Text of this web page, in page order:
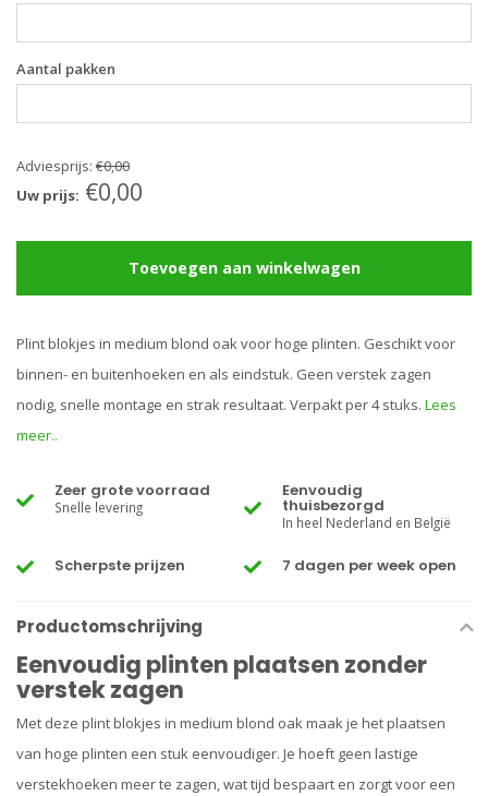
Aantal pakken
Adviesprijs: €0,00
Uw prijs: €0,00
Toevoegen aan winkelwagen
Plint blokjes in medium blond oak voor hoge plinten. Geschikt voor
binnen- en buitenhoeken en als eindstuk. Geen verstek zagen
nodig, snelle montage en strak resultaat. Verpakt per 4 stuks. Lees
meer..
Zeer grote voorraad
Snelle levering
Eenvoudig
thuisbezorgd
In heel Nederland en België
Scherpste prijzen 7 dagen per week open
Productomschrijving
Eenvoudig plinten plaatsen zonder
verstek zagen
Met deze plint blokjes in medium blond oak maak je het plaatsen
van hoge plinten een stuk eenvoudiger. Je hoeft geen lastige
verstekhoeken meer te zagen, wat tijd bespaart en zorgt voor een